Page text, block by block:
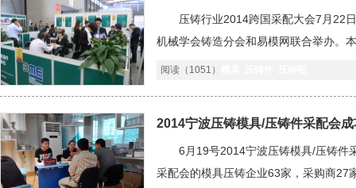
压铸行业2014跨国采配大会7月22日
机械学会铸造分会和易模网联合举办。
全球8万余家模具及压铸件采购厂家发
阅读（1051）
2014宁波压铸模具/压铸件采配会
6月19号2014宁波压铸模具/压铸件
采配会的模具压铸企业63家，采购商27